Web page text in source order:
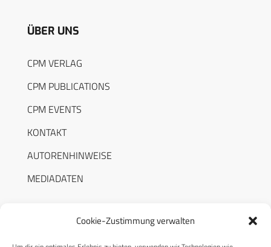
Cookie-Zustimmung verwalten
ÜBER UNS
CPM VERLAG
CPM PUBLICATIONS
CPM EVENTS
KONTAKT
AUTORENHINWEISE
MEDIADATEN